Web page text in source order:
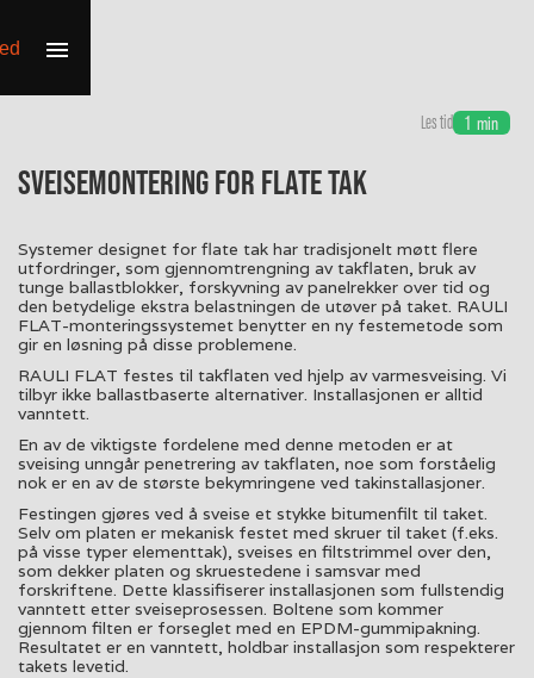
Les tid 1 min
Sveisemontering for flate tak
Systemer designet for flate tak har tradisjonelt møtt flere
utfordringer, som gjennomtrengning av takflaten, bruk av
tunge ballastblokker, forskyvning av panelrekker over tid og
den betydelige ekstra belastningen de utøver på taket. RAULI
FLAT-monteringssystemet benytter en ny festemetode som
gir en løsning på disse problemene.
RAULI FLAT festes til takflaten ved hjelp av varmesveising. Vi
tilbyr ikke ballastbaserte alternativer. Installasjonen er alltid
vanntett.
En av de viktigste fordelene med denne metoden er at
sveising unngår penetrering av takflaten, noe som forståelig
nok er en av de største bekymringene ved takinstallasjoner.
Festingen gjøres ved å sveise et stykke bitumenfilt til taket.
Selv om platen er mekanisk festet med skruer til taket (f.eks.
på visse typer elementtak), sveises en filtstrimmel over den,
som dekker platen og skruestedene i samsvar med
forskriftene. Dette klassifiserer installasjonen som fullstendig
vanntett etter sveiseprosessen. Boltene som kommer
gjennom filten er forseglet med en EPDM-gummipakning.
Resultatet er en vanntett, holdbar installasjon som respekterer
takets levetid.